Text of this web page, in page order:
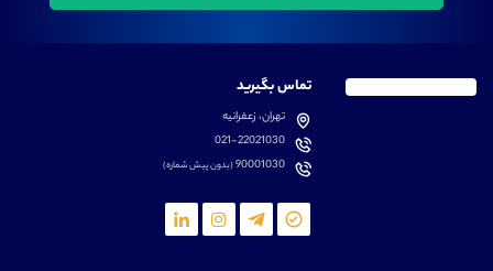
تماس بگیرید
تهران، زعفرانیه
021-22021030
90001030(بدون پیش شماره)